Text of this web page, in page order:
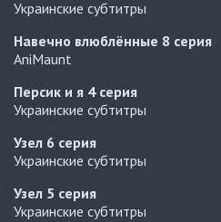
Украинские субтитры
Навечно влюблённые 8 серия
AniMaunt
Персик и я 4 серия
Украинские субтитры
Узел 6 серия
Украинские субтитры
Узел 5 серия
Украинские субтитры